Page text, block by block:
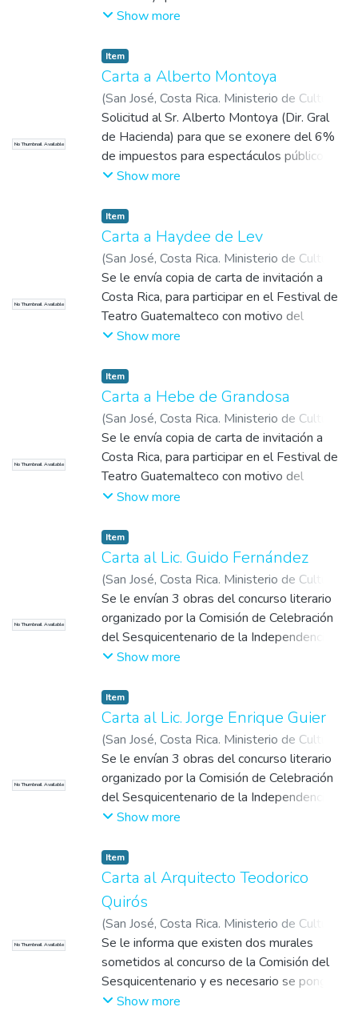
tiene injerencia en las decisiones para la
Independencia. El Ministerio de Cultura se
ha limitado a organizar: 1.Encuentro de
escritores 2.Primer bienal pintura de
Centroamérica 3.Festival de teatros
universitarios. Además se han enviado
invitaciones a escritores, poetas y miembros
del jurado.
Show more
No Thumbnail Available
Item
Carta a Alberto Montoya
(San José, Costa Rica. Ministerio de Cultura,
Juventud y Deportes,1971-09-01) Cañas,
Alberto
Solicitud al Sr. Alberto Montoya (Dir. Gral
de Hacienda) para que se exonere del 6%
de impuestos para espectáculos públicos el
II Festival de Teatro Universitario,
Show more
No Thumbnail Available
Item
Carta a Haydee de Lev
(San José, Costa Rica. Ministerio de Cultura,
Juventud y Deportes,1971-08-31)Cañas,
Alberto
Se le envía copia de carta de invitación a
Costa Rica, para participar en el Festival de
Teatro Guatemalteco con motivo del
Sesquicentenario de la Independencia de
Show more
No Thumbnail Available
Item
Carta a Hebe de Grandosa
(San José, Costa Rica. Ministerio de Cultura,
Juventud y Deportes,1971-08-31)Cañas,
Alberto
Se le envía copia de carta de invitación a
Costa Rica, para participar en el Festival de
Teatro Guatemalteco con motivo del
Sesquicentenario de la Independencia de
Show more
No Thumbnail Available
Item
Carta al Lic. Guido Fernández
(San José, Costa Rica. Ministerio de Cultura,
Juventud y Deportes ,1971-08-26)Cañas,
Alberto
Se le envían 3 obras del concurso literario
organizado por la Comisión de Celebración
del Sesquicentenario de la Independencia
para que las evalúe (1. Cero, cien, ciento
indios tienen corazón)
Show more
No Thumbnail Available
Item
Carta al Lic. Jorge Enrique Guier
(San José, Costa Rica. Ministerio de Cultura,
Juventud y Deportes ,1971-08-26)Cañas,
Alberto
Se le envían 3 obras del concurso literario
organizado por la Comisión de Celebración
del Sesquicentenario de la Independencia
para que las evalúe (1. Cero, cien, ciento
indios tienen corazón)
Show more
No Thumbnail Available
Item
Carta al Arquitecto Teodorico
Quirós
(San José, Costa Rica. Ministerio de Cultura,
Juventud y Deportes,1971-08-26)Cañas,
Alberto
Se le informa que existen dos murales
sometidos al concurso de la Comisión del
Sesquicentenario y es necesario se pongan
de acuerdo (con el León Pacheco y el Sr.
Show more